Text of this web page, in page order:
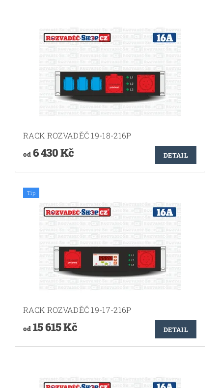
RACK ROZVADĚČ 19-18-216P
od6 430 Kč DETAIL
Tip
RACK ROZVADĚČ 19-17-216P
od15 615 Kč DETAIL